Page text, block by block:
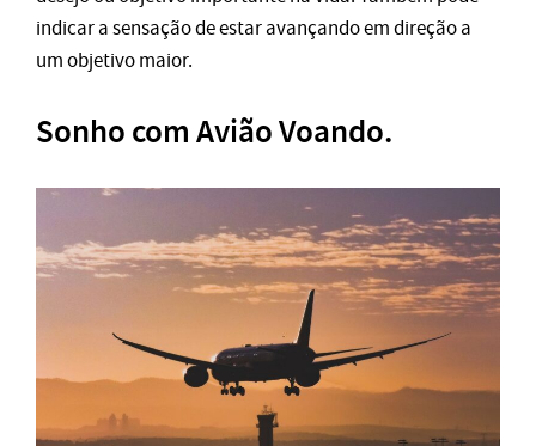
indicar a sensação de estar avançando em direção a
um objetivo maior.
Sonho com Avião Voando.